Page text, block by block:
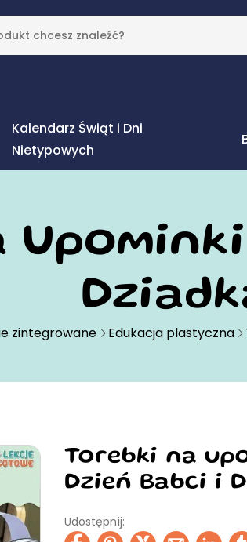
Kalendarz Świąt i Dni
Nietypowych
zintegrowane Edukacja plastyczna
Torebki na
Dzień Babci i
Udostępnij: